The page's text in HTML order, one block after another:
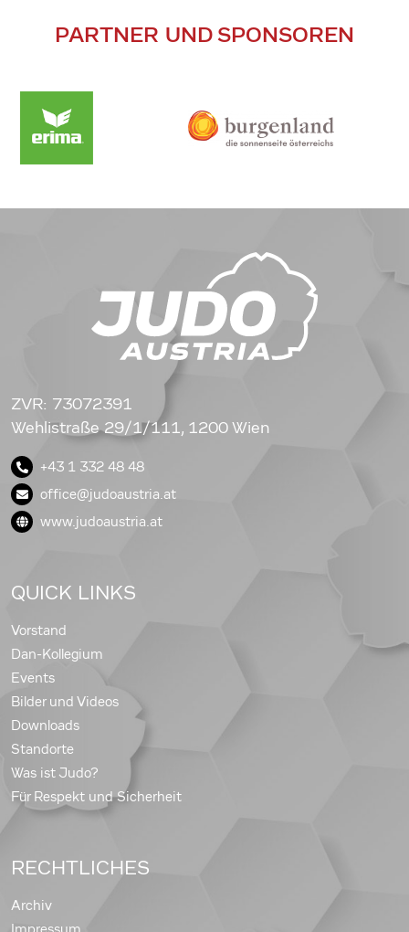
PARTNER UND SPONSOREN
ZVR: 73072391
Wehlistraße 29/1/111, 1200 Wien
+43 1 332 48 48
office@judoaustria.at
www.judoaustria.at
QUICK LINKS
Vorstand
Dan-Kollegium
Events
Bilder und Videos
Downloads
Standorte
Was ist Judo?
Für Respekt und Sicherheit
RECHTLICHES
Archiv